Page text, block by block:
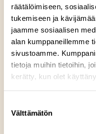
räätälöimiseen,
tukemiseen ja
jaamme sosiaalisen
alan kumppaneillemme
sivustoamme.
tietoja muihin tietoihin,
kerätty, kun olet
valinta
Välttämätön
G
Gluteeniton L
Laktoositon LO
Sopii lakto-ovo ruokavalioon